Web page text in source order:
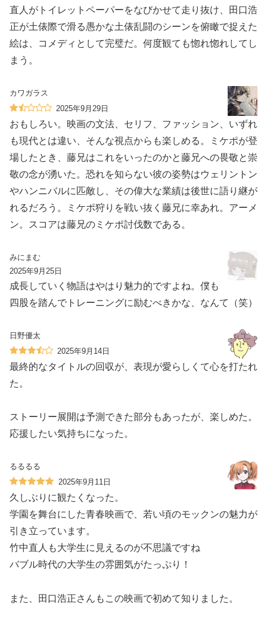
直人がトイレットペーパーをなびかせて走り抜け、田口浩
正が土俵際で滑る愚かな土俵乱闘のシーンを俯瞰で捉えた
絵は、コメディとして完璧だ。何度観ても惚れ惚れしてし
まう。
カワガラス
2025年9月29日
おもしろい。映画の文法、セリフ、ファッション、いずれ
も現代とは違い、そんな視点からも楽しめる。ミケポが登
場したとき、藤兄はこれをいったのかと藤兄への畏敬と崇
敬の念が湧いた。恐れを知らない彼の姿勢はウェリントン
やハンニバルに匹敵し、その偉大な業績は後世に語り継が
れるだろう。ミケポ狩りを戦い抜く藤兄に幸あれ。アーメ
ン。スコアは藤兄のミケポ討伐数である。
みにまむ
2025年9月25日
成長していく物語はやはり魅力的ですよね。僕も
四股を踏んでトレーニングに励むべきかな、なんて（笑）
日野優太
2025年9月14日
最終的なタイトルの回収が、表現が愛らしくて心を打たれ
た。
ストーリー展開は予測できた部分もあったが、楽しめた。
応援したい気持ちになった。
るるるる
2025年9月11日
久しぶりに観たくなった。
学園を舞台にした青春映画で、若い頃のモックンの魅力が
引き立っています。
竹中直人も大学生に見えるのが不思議ですね
バブル時代の大学生の雰囲気がたっぷり！
また、田口浩正さんもこの映画で初めて知りました。